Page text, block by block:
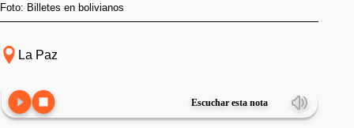
Foto: Billetes en bolivianos
La Paz
Escuchar esta nota